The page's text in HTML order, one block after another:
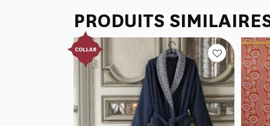
PRODUITS